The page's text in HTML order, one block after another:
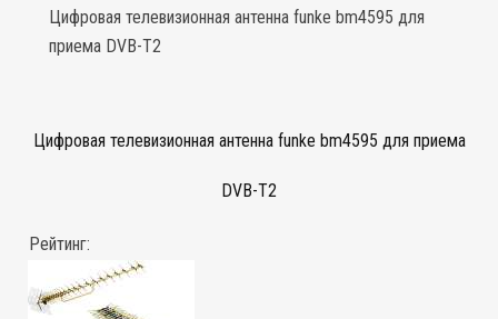
Цифровая телевизионная антенна funke bm4595 для
приема DVB-T2
Цифровая телевизионная антенна funke bm4595 для приема
DVB-T2
Рейтинг: